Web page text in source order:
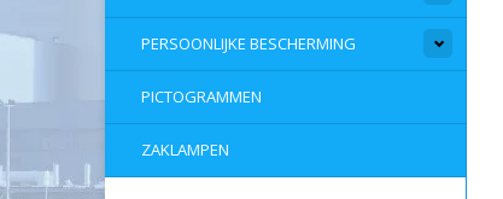
PERSOONLIJKE BESCHERMING
PICTOGRAMMEN
ZAKLAMPEN